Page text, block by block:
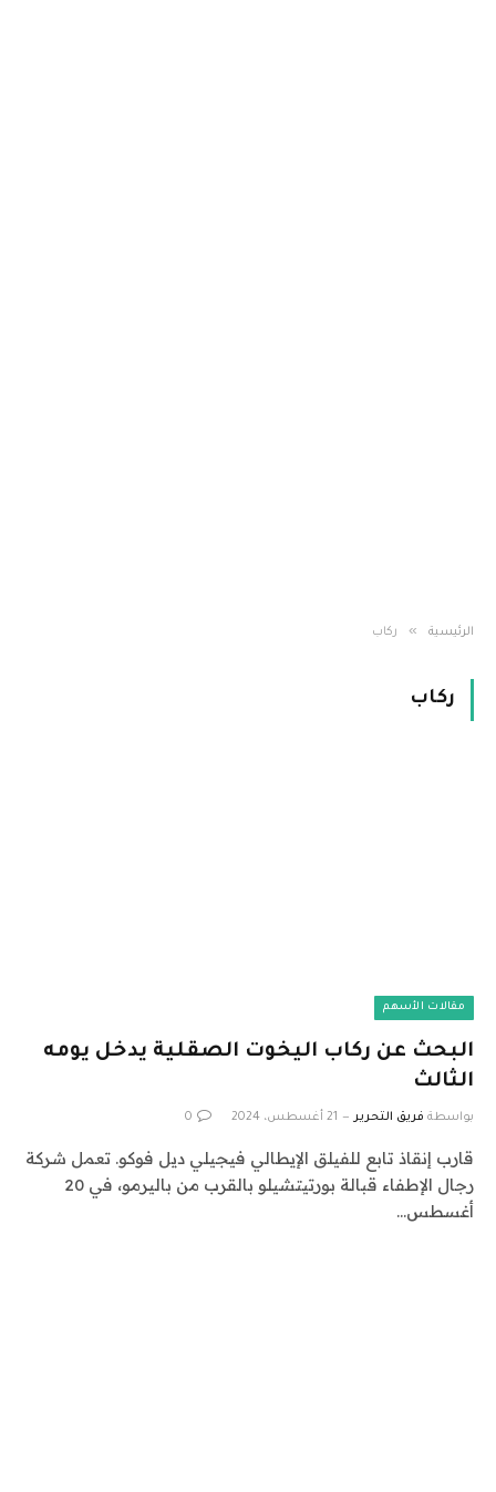
الرئيسية » ركاب
ركاب
مقالات الأسهم
البحث عن ركاب اليخوت الصقلية يدخل يومه
الثالث
بواسطة فريق التحرير 21 أغسطس، 2024 0
قارب إنقاذ تابع للفيلق الإيطالي فيجيلي ديل فوكو. تعمل شركة
رجال الإطفاء قبالة بورتيتشيلو بالقرب من باليرمو، في 20
أغسطس…